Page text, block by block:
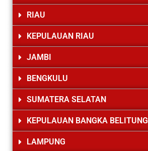
RIAU
KEPULAUAN RIAU
JAMBI
BENGKULU
SUMATERA SELATAN
KEPULAUAN BANGKA BELITUNG
LAMPUNG